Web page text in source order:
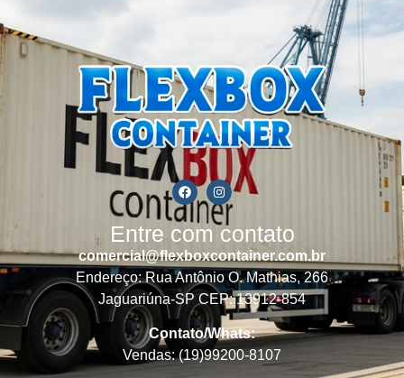
Entre com contato
comercial@flexboxcontainer.com.br
Endereço: Rua Antônio O. Mathias, 266
Jaguariúna-SP CEP: 13912-854
Contato/Whats:
Vendas: (19)99200-8107